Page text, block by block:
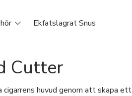
Ekfatslagrat Snus
Cutter
cigarrens huvud genom att skapa ett